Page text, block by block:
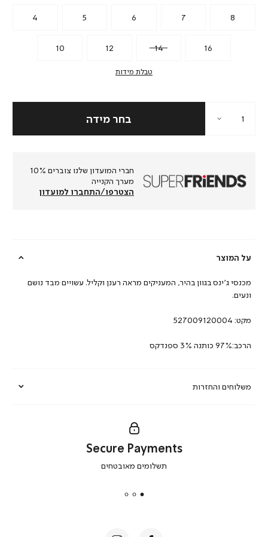
4 5 6 7 8
10 12 14 16
טבלת מידות
חברי המועדון שלנו צוברים 10%
מערך הקנייה
הצטרפו/התחברו למועדון
על המוצר
משלוחים והחזרות
מכנסי ג’ינס בגוון בהיר, המעניקים מראה רענן וקליל. עשויים מבד נושם
ונעים.
מקט: 527009120004
הרכב:97% כותנה 3% ספנדקס
secure
|
Secure Payments
תשלומים מאובטחים